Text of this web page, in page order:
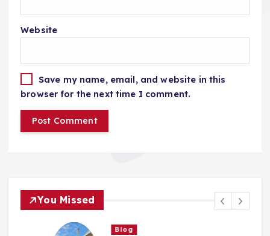
Website
Save my name, email, and website in this
browser for the next time I comment.
You Missed
Blog